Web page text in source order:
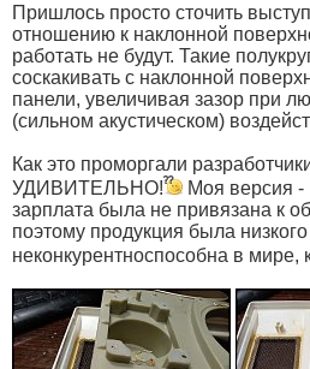
Пришлось просто сточить
отношению к наклонной
работать не будут. Такие
соскакивать с наклонной
панели, увеличивая зазор при
(сильном акустическом)
Как это проморгали
УДИВИТЕЛЬНО!
Моя версия -
зарплата была не привязана к
поэтому продукция была низкого
неконкурентноспособна в